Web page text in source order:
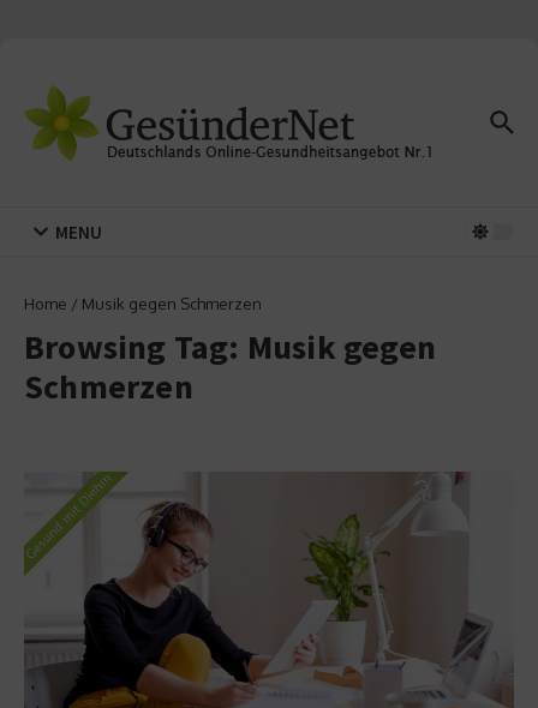
MENU
Home / Musik gegen Schmerzen
Browsing Tag: Musik gegen
Schmerzen